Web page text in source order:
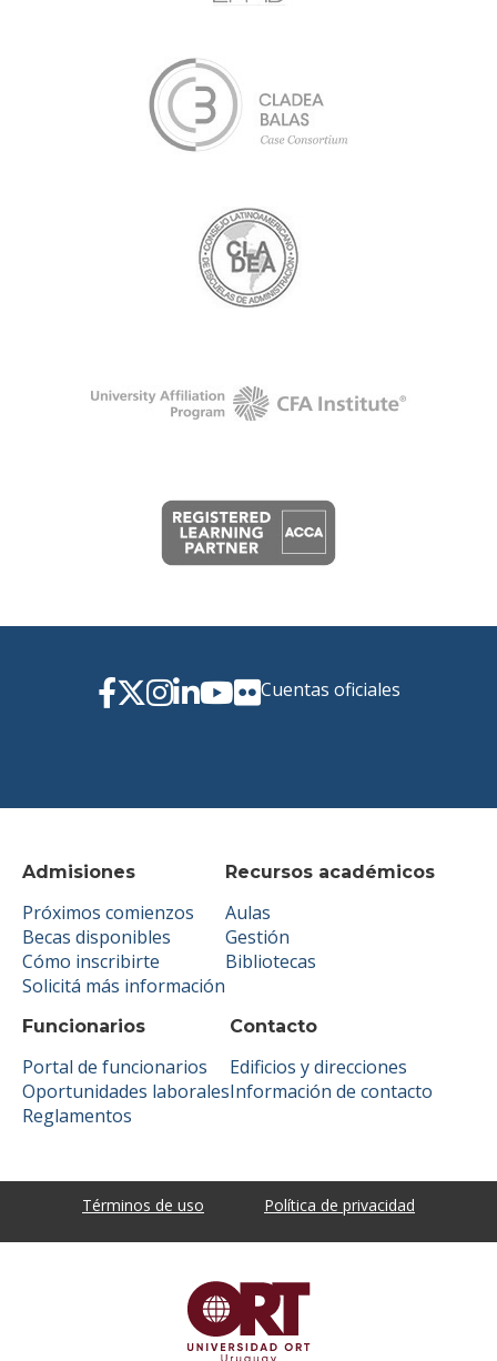
Admisiones
Próximos comienzos
Becas disponibles
Cómo inscribirte
Solicitá más información
Recursos académicos
Aulas
Gestión
Bibliotecas
Funcionarios
Portal de funcionarios
Oportunidades laborales
Reglamentos
Contacto
Edificios y direcciones
Información de contacto
Cuentas oficiales
Términos de uso Política de privacidad